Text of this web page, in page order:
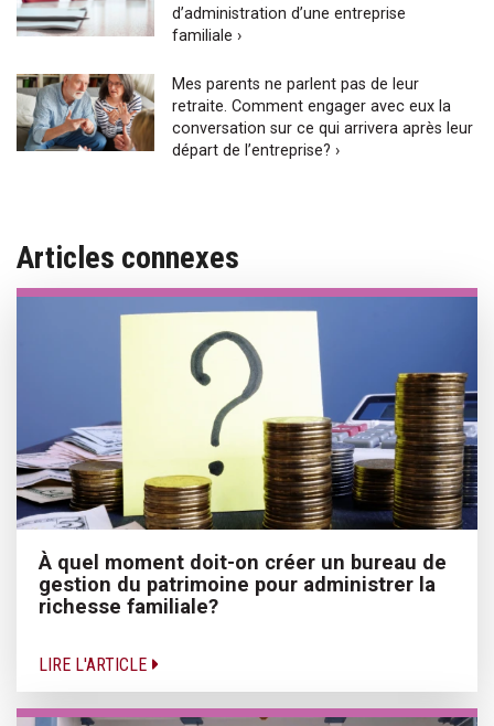
d’administration d’une entreprise
familiale ›
Mes parents ne parlent pas de leur
retraite. Comment engager avec eux la
conversation sur ce qui arrivera après leur
départ de l’entreprise? ›
Articles connexes
À quel moment doit-on créer un bureau de
gestion du patrimoine pour administrer la
richesse familiale?
LIRE L'ARTICLE